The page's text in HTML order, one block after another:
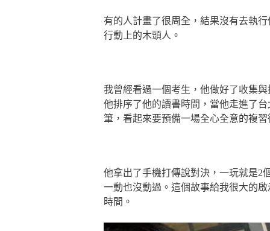
有的人計畫了很周全，結果沒有去執
行動上的木頭人。
我曾經看過一個考生，他做好了收集
他排序了他的讀書時間，當他走進了
筆，看起來要預備一場全心全意的
他拿出了手機打傳說對決，一玩就是2
一動也沒動過。這個故事給我很大的
時間。